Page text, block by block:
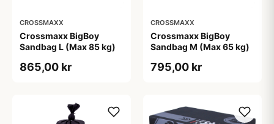
CROSSMAXX
Crossmaxx BigBoy
Sandbag L (Max 85 kg)
865,00 kr
CROSSMAXX
Crossmaxx BigBoy
Sandbag M (Max 65 kg)
795,00 kr